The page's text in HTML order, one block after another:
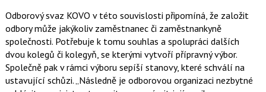
Odborový svaz KOVO v této souvislosti připomíná, že založit
odbory může jakýkoliv zaměstnanec či zaměstnankyně
společnosti. Potřebuje k tomu souhlas a spolupráci dalších
dvou kolegů či kolegyň, se kterými vytvoří přípravný výbor.
Společně pak v rámci výboru sepíší stanovy, které schválí na
ustavující schůzi. Následně je odborovou organizaci nezbytné